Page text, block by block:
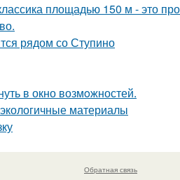
площадью 150 м - это
рядом со Ступино
в окно возмoжностей.
материалы
Обратная связь